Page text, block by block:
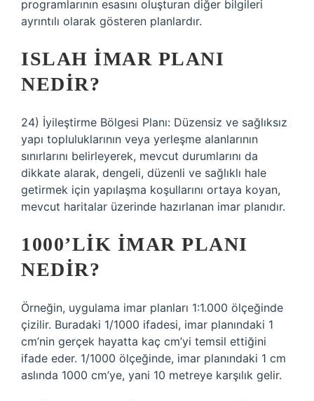
programlarının esasını oluşturan diğer bilgileri
ayrıntılı olarak gösteren planlardır.
ISLAH IMAR PLANI
NEDIR?
24) İyileştirme Bölgesi Planı: Düzensiz ve sağlıksız
yapı topluluklarının veya yerleşme alanlarının
sınırlarını belirleyerek, mevcut durumlarını da
dikkate alarak, dengeli, düzenli ve sağlıklı hale
getirmek için yapılaşma koşullarını ortaya koyan,
mevcut haritalar üzerinde hazırlanan imar planıdır.
1000’LIK IMAR PLANI
NEDIR?
Örneğin, uygulama imar planları 1:1.000 ölçeğinde
çizilir. Buradaki 1/1000 ifadesi, imar planındaki 1
cm’nin gerçek hayatta kaç cm’yi temsil ettiğini
ifade eder. 1/1000 ölçeğinde, imar planındaki 1 cm
aslında 1000 cm’ye, yani 10 metreye karşılık gelir.